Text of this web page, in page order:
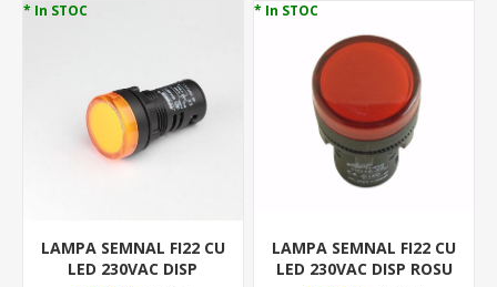
* In STOC
LAMPA SEMNAL FI22 CU
LED 230VAC DISP
* In STOC
LAMPA SEMNAL FI22 CU
LED 230VAC DISP ROSU